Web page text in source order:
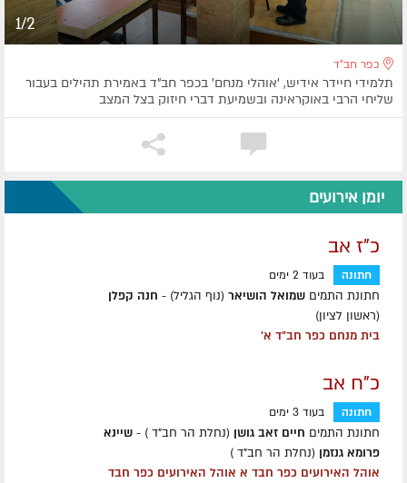
1/2
כפר חב"ד
תלמידי חיידר אידיש, 'אוהלי מנחם' בכפר חב"ד באמירת תהילים בעבור
שליחי הרבי באוקראינה ובשמיעת דברי חיזוק בצל המצב
יומן אירועים
כ"ז אב
חתונה בעוד 2 ימים
חתונת התמים שמואל הושיאר (נוף הגליל) - חנה קפלן
(ראשון לציון)
בית מנחם כפר חב"ד א'
כ"ח אב
חתונה בעוד 3 ימים
חתונת התמים חיים זאב גושן (נחלת הר חב"ד ) - שיינא
פרומא גנזמן (נחלת הר חב"ד )
אוהל האירועים כפר חבד א אוהל האירועים כפר חבד